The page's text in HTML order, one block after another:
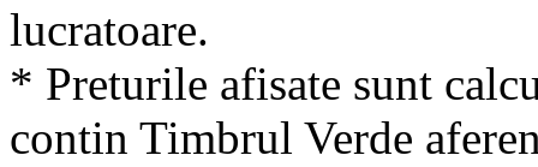
lucratoare.
* Preturile afisate sunt
contin Timbrul Verde